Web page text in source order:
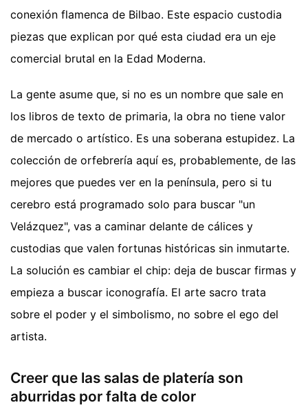
conexión flamenca de Bilbao. Este espacio custodia
piezas que explican por qué esta ciudad era un eje
comercial brutal en la Edad Moderna.
La gente asume que, si no es un nombre que sale en
los libros de texto de primaria, la obra no tiene valor
de mercado o artístico. Es una soberana estupidez. La
colección de orfebrería aquí es, probablemente, de las
mejores que puedes ver en la península, pero si tu
cerebro está programado solo para buscar "un
Velázquez", vas a caminar delante de cálices y
custodias que valen fortunas históricas sin inmutarte.
La solución es cambiar el chip: deja de buscar firmas y
empieza a buscar iconografía. El arte sacro trata
sobre el poder y el simbolismo, no sobre el ego del
artista.
Creer que las salas de platería son
aburridas por falta de color